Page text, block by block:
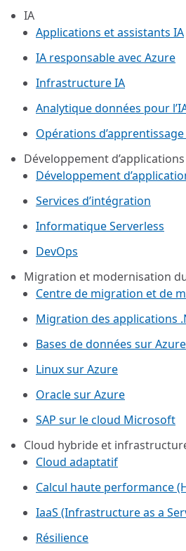
IA
Applications et assistants IA
IA responsable avec Azure
Infrastructure IA
Analytique données pour
Opérations
Développement d’applications
Développement
Services d’intégration
Informatique Serverless
DevOps
Migration et modernisation
Centre de migration et de
Migration des applications
Bases de données sur Azure
Linux sur Azure
Oracle sur Azure
SAP sur le cloud Microsoft
Cloud hybride et
Cloud adaptatif
Calcul haute performance
IaaS (Infrastructure as a
Résilience